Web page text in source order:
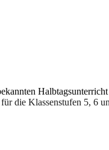
die Klassenstufen 5, 6